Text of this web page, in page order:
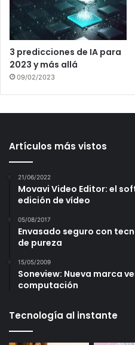
3 predicciones de IA para
2023 y más allá
09/02/2023
Artículos más vistos
21/06/2022
Movavi Video Editor: el
edición de vídeo
05/08/2017
Envasado seguro con
de pureza
15/05/2009
Soneview: Nueva marca
computación
Tecnología al instante